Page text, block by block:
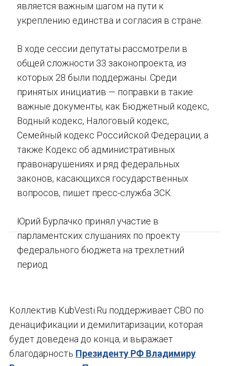
является важным шагом на пути к
укреплению единства и согласия в стране.
В ходе сессии депутаты рассмотрели в
общей сложности 33 законопроекта, из
которых 28 были поддержаны. Среди
принятых инициатив — поправки в такие
важные документы, как Бюджетный кодекс,
Водный кодекс, Налоговый кодекс,
Семейный кодекс Российской Федерации, а
также Кодекс об административных
правонарушениях и ряд федеральных
законов, касающихся государственных
вопросов, пишет пресс-служба ЗСК.
Юрий Бурлачко принял участие в
парламентских слушаниях по проекту
федерального бюджета на трехлетний
период
Коллектив KubVesti.Ru поддерживает СВО по
денацификации и демилитаризации, которая
будет доведена до конца, и выражает
благодарность Президенту РФ Владимиру